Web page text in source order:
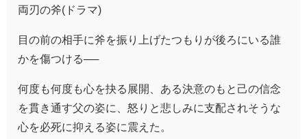
両刃の斧(ドラマ)
目の前の相手に斧を振り上げたつもりが後ろにいる誰
かを傷つける──
何度も何度も心を抉る展開、ある決意のもと己の信念
を貫き通す父の姿に、怒りと悲しみに支配されそうな
心を必死に抑える姿に震えた。